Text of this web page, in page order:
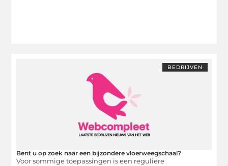
BEDRIJVEN
Bent u op zoek naar een bijzondere vloerweegschaal?
Voor sommige toepassingen is een reguliere